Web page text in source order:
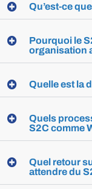
Qu’est-ce
Pourquoi le
organisation
Quelle est la
Quels
S2C comme
Quel retour
attendre du